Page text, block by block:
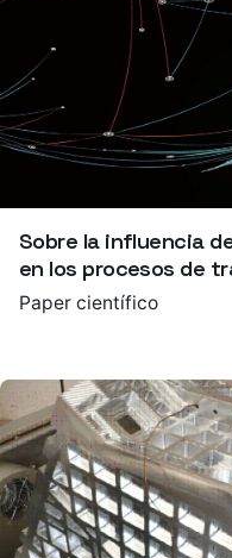
Sobre la influencia
en los procesos de
Paper científico